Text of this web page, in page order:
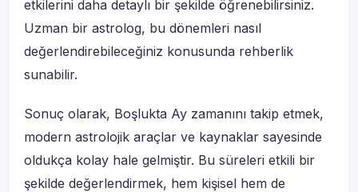
etkilerini daha detaylı bir şekilde öğrenebilirsiniz.
Uzman bir astrolog, bu dönemleri nasıl
değerlendirebileceğiniz konusunda rehberlik
sunabilir.
Sonuç olarak, Boşlukta Ay zamanını takip etmek,
modern astrolojik araçlar ve kaynaklar sayesinde
oldukça kolay hale gelmiştir. Bu süreleri etkili bir
şekilde değerlendirmek, hem kişisel hem de